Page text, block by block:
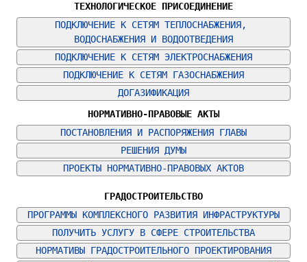
ТЕХНОЛОГИЧЕСКОЕ ПРИСОЕДИНЕНИЕ
ПОДКЛЮЧЕНИЕ К СЕТЯМ ТЕПЛОСНАБЖЕНИЯ,
ВОДОСНАБЖЕНИЯ И ВОДООТВЕДЕНИЯ
ПОДКЛЮЧЕНИЕ К СЕТЯМ ЭЛЕКТРОСНАБЖЕНИЯ
ПОДКЛЮЧЕНИЕ К СЕТЯМ ГАЗОСНАБЖЕНИЯ
ДОГАЗИФИКАЦИЯ
НОРМАТИВНО-ПРАВОВЫЕ АКТЫ
ПОСТАНОВЛЕНИЯ И РАСПОРЯЖЕНИЯ ГЛАВЫ
РЕШЕНИЯ ДУМЫ
ПРОЕКТЫ НОРМАТИВНО-ПРАВОВЫХ АКТОВ
ГРАДОСТРОИТЕЛЬСТВО
ПРОГРАММЫ КОМПЛЕКСНОГО РАЗВИТИЯ ИНФРАСТРУКТУРЫ
ПОЛУЧИТЬ УСЛУГУ В СФЕРЕ СТРОИТЕЛЬСТВА
НОРМАТИВЫ ГРАДОСТРОИТЕЛЬНОГО ПРОЕКТИРОВАНИЯ